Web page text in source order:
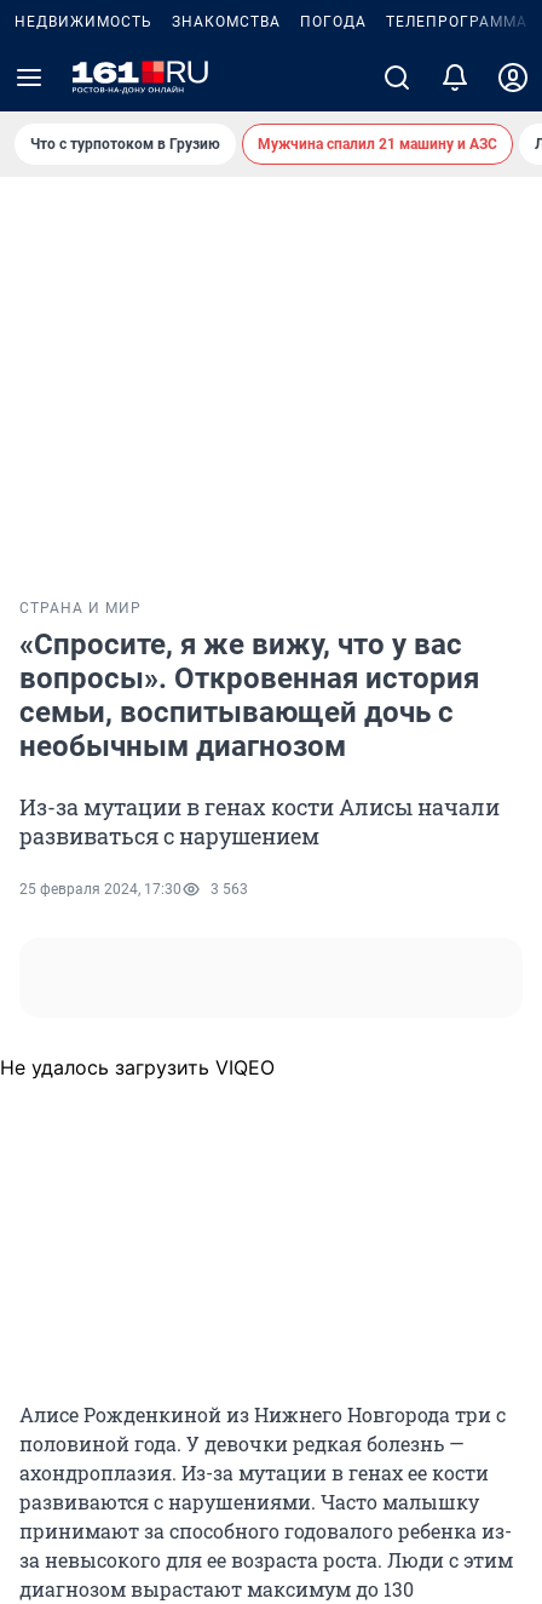
НЕДВИЖИМОСТЬ ЗНАКОМСТВА ПОГОДА ТЕЛЕПРОГРАММА
Что с турпотоком в Грузию Мужчина спалил 21 машину и АЗС
СТРАНА И МИР
«Спросите, я же вижу, что у вас
вопросы». Откровенная история
семьи, воспитывающей дочь с
необычным диагнозом
Из-за мутации в генах кости Алисы начали
развиваться с нарушением
25 февраля 2024, 17:30 3 563
Не удалось загрузить VIQEO
Алисе Рожденкиной из Нижнего Новгорода три с
половиной года. У девочки редкая болезнь —
ахондроплазия. Из-за мутации в генах ее кости
развиваются с нарушениями. Часто малышку
принимают за способного годовалого ребенка из-
за невысокого для ее возраста роста. Люди с этим
диагнозом вырастают максимум до 130